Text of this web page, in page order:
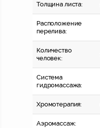
Толщина листа:
Расположение
перелива:
Количество
человек:
Система
гидромассажа:
Хромотерапия:
Аэромассаж: